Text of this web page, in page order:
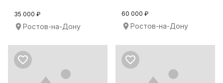
35 000 ₽
Ростов-на-Дону
60 000 ₽
Ростов-на-Дону